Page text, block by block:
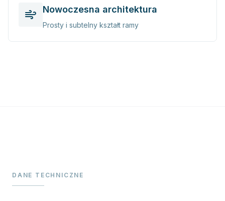
Nowoczesna architektura
Prosty i subtelny kształt ramy
DANE TECHNICZNE